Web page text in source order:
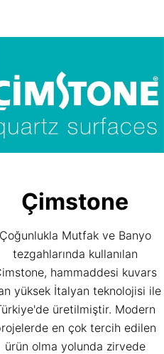
Çimstone
Çoğunlukla Mutfak ve Banyo
tezgahlarında kullanılan
hammaddesi kuvars
yüksek İtalyan teknolojisi ile
üretilmiştir. Modern
en çok tercih edilen
ürün olma yolunda zirvede